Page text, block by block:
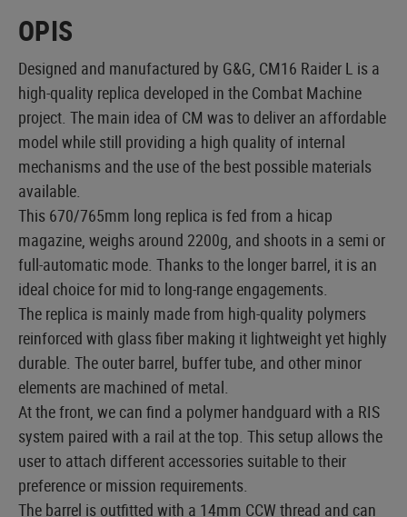
OPIS
Designed and manufactured by G&G, CM16 Raider L is a
high-quality replica developed in the Combat Machine
project. The main idea of CM was to deliver an affordable
model while still providing a high quality of internal
mechanisms and the use of the best possible materials
available.
This 670/765mm long replica is fed from a hicap
magazine, weighs around 2200g, and shoots in a semi or
full-automatic mode. Thanks to the longer barrel, it is an
ideal choice for mid to long-range engagements.
The replica is mainly made from high-quality polymers
reinforced with glass fiber making it lightweight yet highly
durable. The outer barrel, buffer tube, and other minor
elements are machined of metal.
At the front, we can find a polymer handguard with a RIS
system paired with a rail at the top. This setup allows the
user to attach different accessories suitable to their
preference or mission requirements.
The barrel is outfitted with a 14mm CCW thread and can